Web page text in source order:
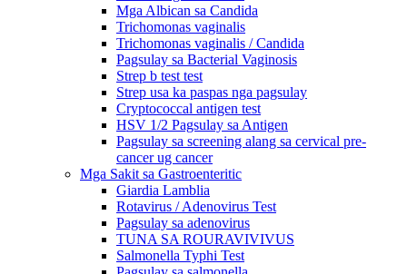
Mga Albican sa Candida
Trichomonas vaginalis
Trichomonas vaginalis / Candida
Pagsulay sa Bacterial Vaginosis
Strep b test test
Strep usa ka paspas nga pagsulay
Cryptococcal antigen test
HSV 1/2 Pagsulay sa Antigen
Pagsulay sa screening alang sa cervical pre-
cancer ug cancer
Mga Sakit sa Gastroenteritic
Giardia Lamblia
Rotavirus / Adenovirus Test
Pagsulay sa adenovirus
TUNA SA ROURAVIVIVUS
Salmonella Typhi Test